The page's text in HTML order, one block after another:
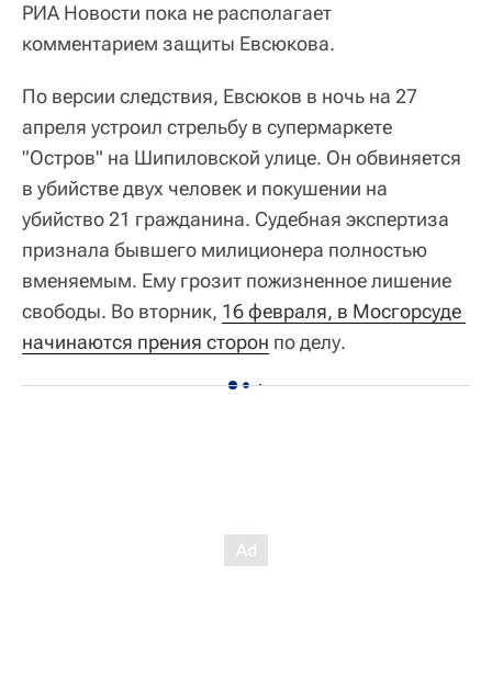
РИА Новости пока не располагает
комментарием защиты Евсюкова.
По версии следствия, Евсюков в ночь на 27
апреля устроил стрельбу в супермаркете
"Остров" на Шипиловской улице. Он обвиняется
в убийстве двух человек и покушении на
убийство 21 гражданина. Судебная экспертиза
признала бывшего милиционера полностью
вменяемым. Ему грозит пожизненное лишение
свободы. Во вторник, 16 февраля, в Мосгорсуде
начинаются прения сторон по делу.